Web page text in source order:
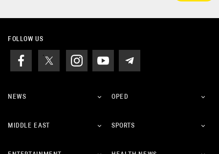
FOLLOW US
NEWS OPED
MIDDLE EAST SPORTS